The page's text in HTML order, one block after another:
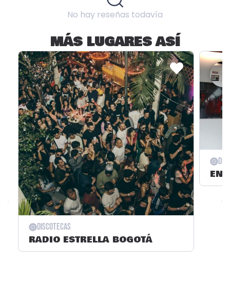
No hay reseñas todavía
MÁS LUGARES ASÍ
Discotecas
RADIO ESTRELLA BOGOTÁ